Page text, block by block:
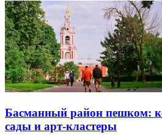
Басманный район пешком:
сады и арт-кластеры